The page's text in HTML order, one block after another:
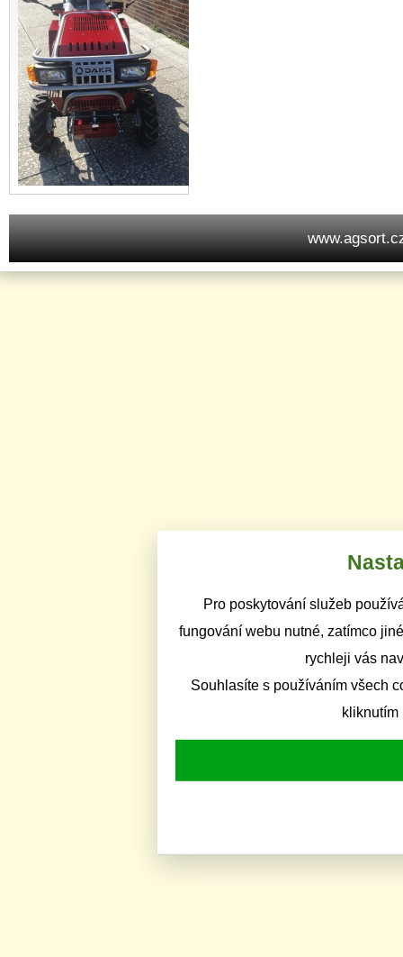
Pro poskytování služeb
fungování webu nutné, zatímco
rychleji vás
Souhlasíte s používáním všech
kliknutím